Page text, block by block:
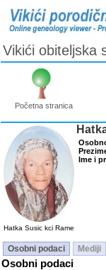
Vikići obiteljska
Početna stranica
Hatka Susic kci Rame
Ime i
Osobni podaci Mediji
Osobni podaci